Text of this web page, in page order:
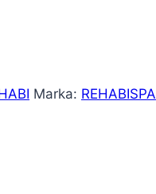
Marka: REHABISPA